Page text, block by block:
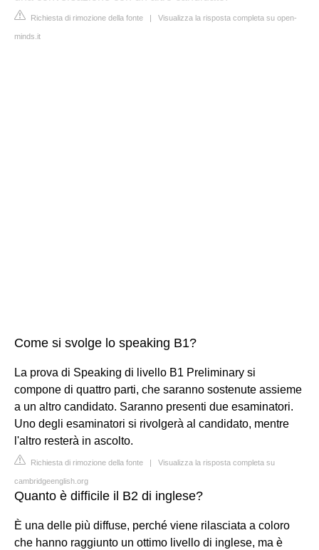
Richiesta di rimozione della fonte | Visualizza la risposta completa su open-
minds.it
Come si svolge lo speaking B1?
La prova di Speaking di livello B1 Preliminary si
compone di quattro parti, che saranno sostenute assieme
a un altro candidato. Saranno presenti due esaminatori.
Uno degli esaminatori si rivolgerà al candidato, mentre
l'altro resterà in ascolto.
Richiesta di rimozione della fonte | Visualizza la risposta completa su
cambridgeenglish.org
Quanto è difficile il B2 di inglese?
È una delle più diffuse, perché viene rilasciata a coloro
che hanno raggiunto un ottimo livello di inglese, ma è